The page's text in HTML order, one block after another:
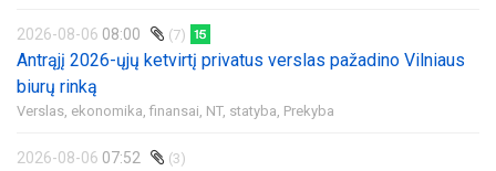
2026-08-06 08:00 (7)
Antrąjį 2026-ųjų ketvirtį privatus verslas pažadino Vilniaus
biurų rinką
Verslas, ekonomika, finansai, NT, statyba, Prekyba
2026-08-06 07:52 (3)